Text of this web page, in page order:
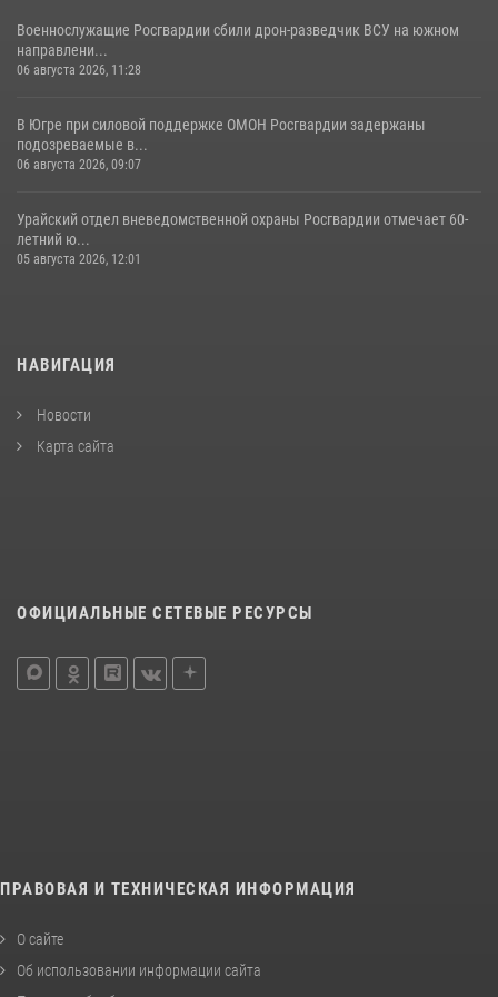
Военнослужащие Росгвардии сбили дрон-разведчик ВСУ на южном
направлени...
06 августа 2026, 11:28
В Югре при силовой поддержке ОМОН Росгвардии задержаны
подозреваемые в...
06 августа 2026, 09:07
Урайский отдел вневедомственной охраны Росгвардии отмечает 60-
летний ю...
05 августа 2026, 12:01
НАВИГАЦИЯ
Новости
Карта сайта
ОФИЦИАЛЬНЫЕ СЕТЕВЫЕ РЕСУРСЫ
ПРАВОВАЯ И ТЕХНИЧЕСКАЯ ИНФОРМАЦИЯ
О сайте
Об использовании информации сайта